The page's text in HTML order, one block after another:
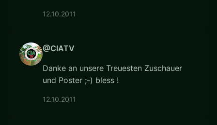
12.10.2011
@CIATV
Danke an unsere Treuesten Zuschauer
und Poster ;-) bless !
12.10.2011